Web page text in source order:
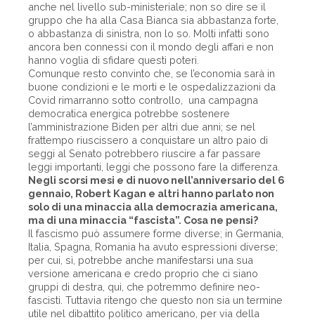
anche nel livello sub-ministeriale; non so dire se il
gruppo che ha alla Casa Bianca sia abbastanza forte,
o abbastanza di sinistra, non lo so. Molti infatti sono
ancora ben connessi con il mondo degli affari e non
hanno voglia di sfidare questi poteri.
Comunque resto convinto che, se l’economia sarà in
buone condizioni e le morti e le ospedalizzazioni da
Covid rimarranno sotto controllo, una campagna
democratica energica potrebbe sostenere
l’amministrazione Biden per altri due anni; se nel
frattempo riuscissero a conquistare un altro paio di
seggi al Senato potrebbero riuscire a far passare
leggi importanti, leggi che possono fare la differenza.
Negli scorsi mesi e di nuovo nell’anniversario del 6
gennaio, Robert Kagan e altri hanno parlato non
solo di una minaccia alla democrazia americana,
ma di una minaccia “fascista”. Cosa ne pensi?
Il fascismo può assumere forme diverse; in Germania,
Italia, Spagna, Romania ha avuto espressioni diverse;
per cui, sì, potrebbe anche manifestarsi una sua
versione americana e credo proprio che ci siano
gruppi di destra, qui, che potremmo definire neo-
fascisti. Tuttavia ritengo che questo non sia un termine
utile nel dibattito politico americano, per via della